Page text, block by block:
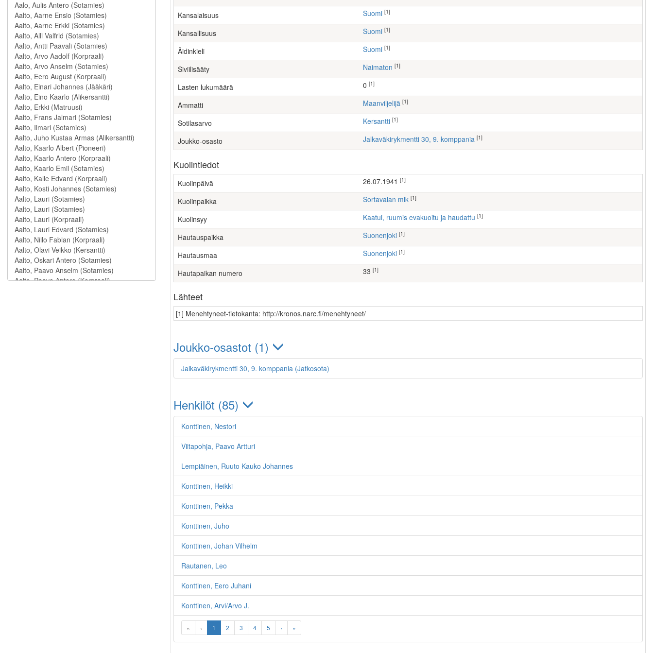
Kansalaisuus Suomi [1]
Kansallisuus Suomi [1]
Äidinkieli Suomi [1]
Siviilisääty Naimaton [1]
Lasten lukumäärä [1]
Ammatti maanviljelijä [1]
Sotilasarvo Kersantti [1]
Joukko-osasto Jalkaväkirykmentti 30, 9. komppania [1]
Kuolintiedot
Kuolinpäivä 26.07.1941 [1]
Kuolinpaikka Sortavalan mlk [1]
Kuolinsyy Kaatui, ruumis evakuoitu ja haudattu [1]
Hautauspaikka Suonenjoki [1]
Hautausmaa Suonenjoki [1]
Hautapaikan numero 33 [1]
Lähteet
[1] Menehtyneet-tietokanta: http://kronos.narc.fi/menehtyneet/
Joukko-osastot (1)
Jalkaväkirykmentti 30, 9. komppania (Jatkosota)
Henkilöt (85)
Konttinen, Nestori
Viitapohja, Paavo Artturi
Lempiäinen, Ruuto Kauko Johannes
Konttinen, Heikki
Konttinen, Pekka
Konttinen, Juho
Konttinen, Johan Vilhelm
Rautanen, Leo
Konttinen, Eero Juhani
Konttinen, Arvi/Arvo J.
« ‹ 1 2 3 4 5 › »